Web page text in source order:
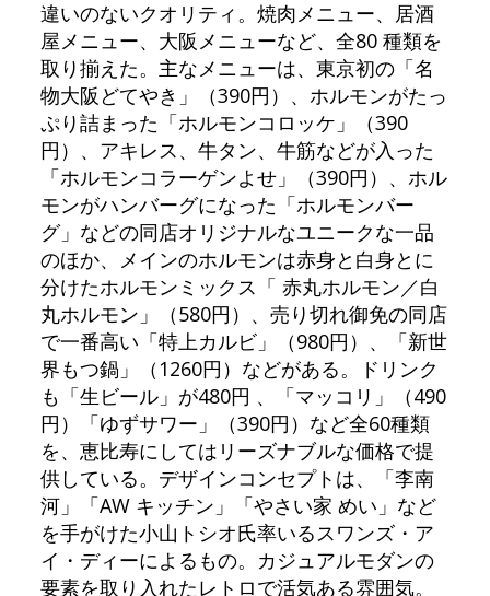
違いのないクオリティ。焼肉メニュー、居酒
屋メニュー、大阪メニューなど、全80 種類を
取り揃えた。主なメニューは、東京初の「名
物大阪どてやき」（390円）、ホルモンがたっ
ぷり詰まった「ホルモンコロッケ」（390
円）、アキレス、牛タン、牛筋などが入った
「ホルモンコラーゲンよせ」（390円）、ホル
モンがハンバーグになった「ホルモンバー
グ」などの同店オリジナルなユニークな一品
のほか、メインのホルモンは赤身と白身とに
分けたホルモンミックス「 赤丸ホルモン／白
丸ホルモン」（580円）、売り切れ御免の同店
で一番高い「特上カルビ」（980円）、「新世
界もつ鍋」（1260円）などがある。ドリンク
も「生ビール」が480円 、「マッコリ」（490
円）「ゆずサワー」（390円）など全60種類
を、恵比寿にしてはリーズナブルな価格で提
供している。デザインコンセプトは、「李南
河」「AW キッチン」「やさい家 めい」など
を手がけた小山トシオ氏率いるスワンズ・ア
イ・ディーによるもの。カジュアルモダンの
要素を取り入れたレトロで活気ある雰囲気。